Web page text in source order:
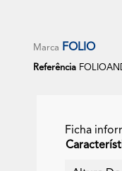
Marca FOLIO
Referência
Ficha